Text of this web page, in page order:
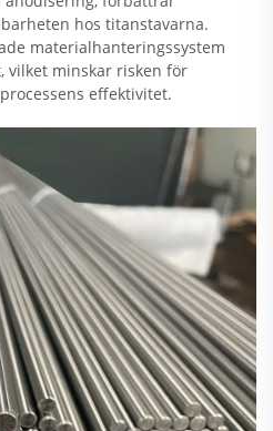
hos titanstavarna.
materialhanteringssystem
vilket minskar risken för
effektivitet.